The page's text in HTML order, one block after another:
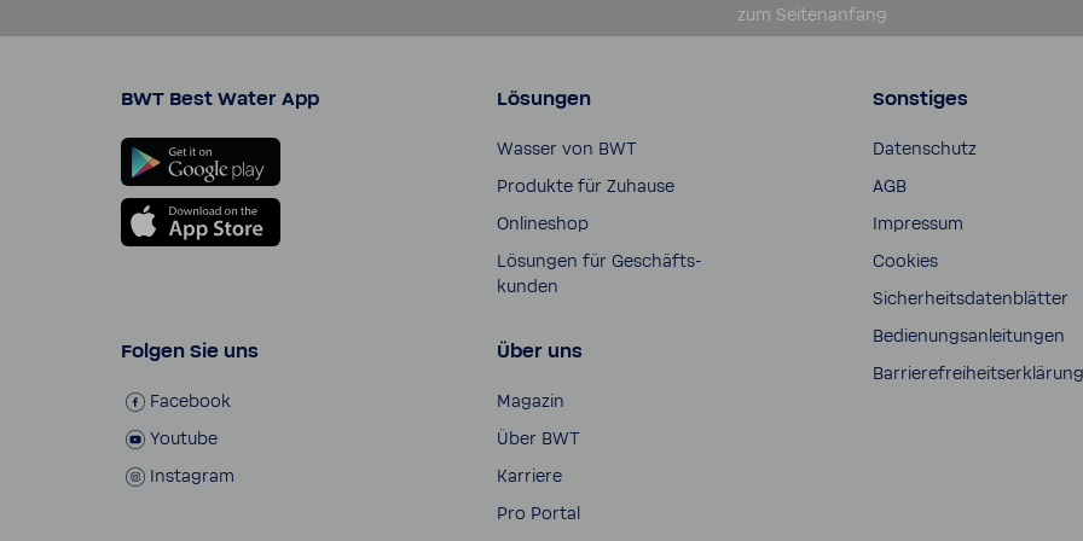
zum Seiten­an­fang
BWT Best Water App
Folgen Sie uns
Face­book
Youtube
Insta­gram
Lösungen
Wasser von BWT
Produkte für Zuhause
Online­shop
Lösungen für Geschäfts­
kunden
Über uns
Magazin
Über BWT
Karriere
Pro Portal
Sonstiges
Daten­schutz
AGB
Impressum
Cookies
Sicher­heits­da­ten­blätter
Bedie­nungs­an­lei­tungen
Barrie­re­frei­heits­er­klä­rung